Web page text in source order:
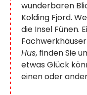
wunderbaren
Kolding Fjord.
die Insel Fünen.
Hus, finden Sie
etwas Glück
einen oder